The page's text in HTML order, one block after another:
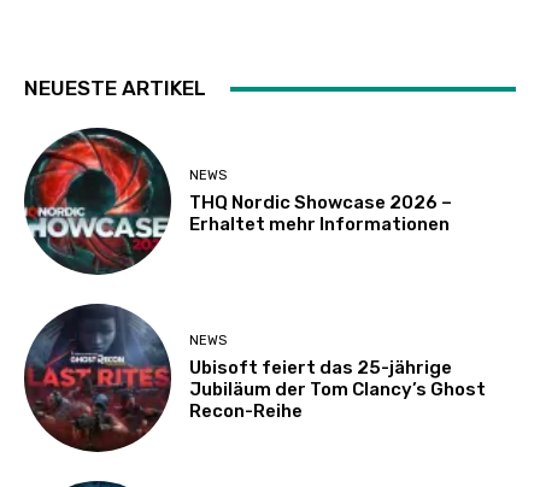
NEUESTE ARTIKEL
NEWS
THQ Nordic Showcase 2026 –
Erhaltet mehr Informationen
NEWS
Ubisoft feiert das 25-jährige
Jubiläum der Tom Clancy’s Ghost
Recon-Reihe